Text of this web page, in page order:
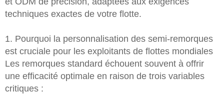
techniques exactes de votre flotte.
1. Pourquoi la personnalisation des semi-remorques
est cruciale pour les exploitants de flottes mondiales
Les remorques standard échouent souvent à offrir
une efficacité optimale en raison de trois variables
critiques :